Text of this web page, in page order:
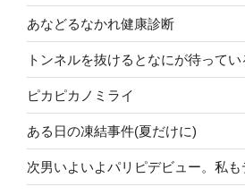
あなどるなかれ健康診断
トンネルを抜けるとなにが待ってい
ピカピカノミライ
ある日の凍結事件(夏だけに)
次男いよいよパリピデビュー。私も